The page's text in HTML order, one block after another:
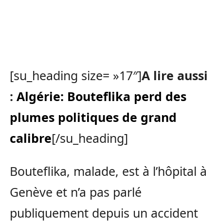
[su_heading size= »17″]A lire aussi
: Algérie: Bouteflika perd des
plumes politiques de grand
calibre[/su_heading]
Bouteflika, malade, est à l’hôpital à
Genève et n’a pas parlé
publiquement depuis un accident